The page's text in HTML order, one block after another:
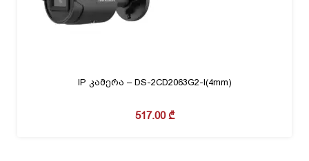
IP კამერა – DS-2CD2063G2-I(4mm)
517.00₾